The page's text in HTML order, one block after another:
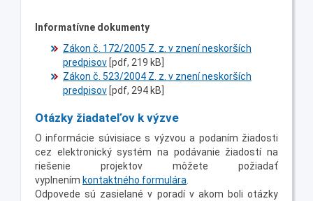
Informatívne dokumenty
Zákon č. 172/2005 Z. z. v znení neskorších
predpisov [pdf, 219 kB]
Zákon č. 523/2004 Z. z. v znení neskorších
predpisov [pdf, 294 kB]
Otázky žiadateľov k výzve
O informácie súvisiace s výzvou a podaním žiadosti
cez elektronický systém na podávanie žiadostí na
riešenie projektov môžete požiadať
vyplnením kontaktného formulára
Odpovede sú zasielané v poradí v akom boli otázky